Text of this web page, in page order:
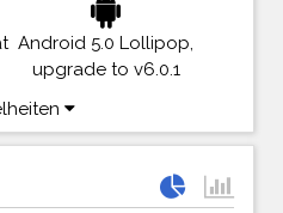
Android 5.0 Lollipop,
upgrade to v6.0.1